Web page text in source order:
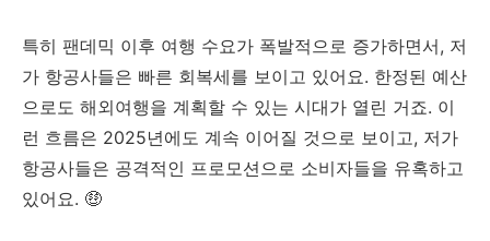
특히 팬데믹 이후 여행 수요가 폭발적으로 증가하면서, 저
가 항공사들은 빠른 회복세를 보이고 있어요. 한정된 예산
으로도 해외여행을 계획할 수 있는 시대가 열린 거죠. 이
런 흐름은 2025년에도 계속 이어질 것으로 보이고, 저가
항공사들은 공격적인 프로모션으로 소비자들을 유혹하고
있어요. 🤑